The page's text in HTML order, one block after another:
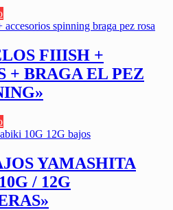
FIIISH +
+ BRAGA EL PEZ
YAMASHITA
/ 12G